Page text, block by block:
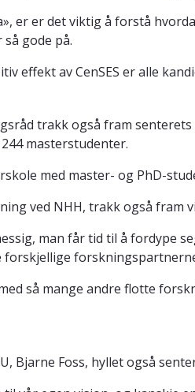
er er det viktig å forstå
gode på.
effekt av CenSES er alle
trakk også fram
masterstudenter.
med master- og PhD-
ved NHH, trakk også fram
man får tid til å fordype
forskjellige
så mange andre flotte
Bjarne Foss, hyllet også